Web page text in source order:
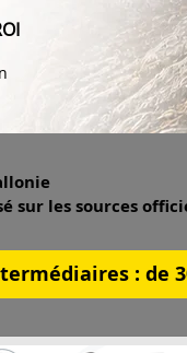
sur les sources
: de